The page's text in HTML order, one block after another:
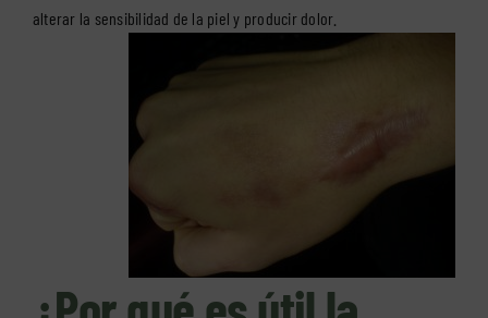
alterar la sensibilidad de la piel y producir dolor.